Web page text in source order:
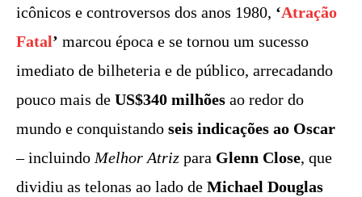
icônicos e controversos dos anos 1980, ‘Atração
Fatal’ marcou época e se tornou um sucesso
imediato de bilheteria e de público, arrecadando
pouco mais de US$340 milhões ao redor do
mundo e conquistando seis indicações ao Oscar
– incluindo Melhor Atriz para Glenn Close, que
dividiu as telonas ao lado de Michael Douglas